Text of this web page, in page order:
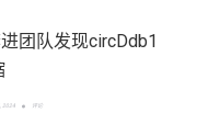
团队发现circDdb1
2024 评论